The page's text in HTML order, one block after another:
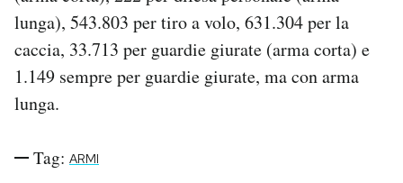
lunga), 543.803 per tiro a volo, 631.304 per la
caccia, 33.713 per guardie giurate (arma corta) e
1.149 sempre per guardie giurate, ma con arma
lunga.
Tag: ARMI